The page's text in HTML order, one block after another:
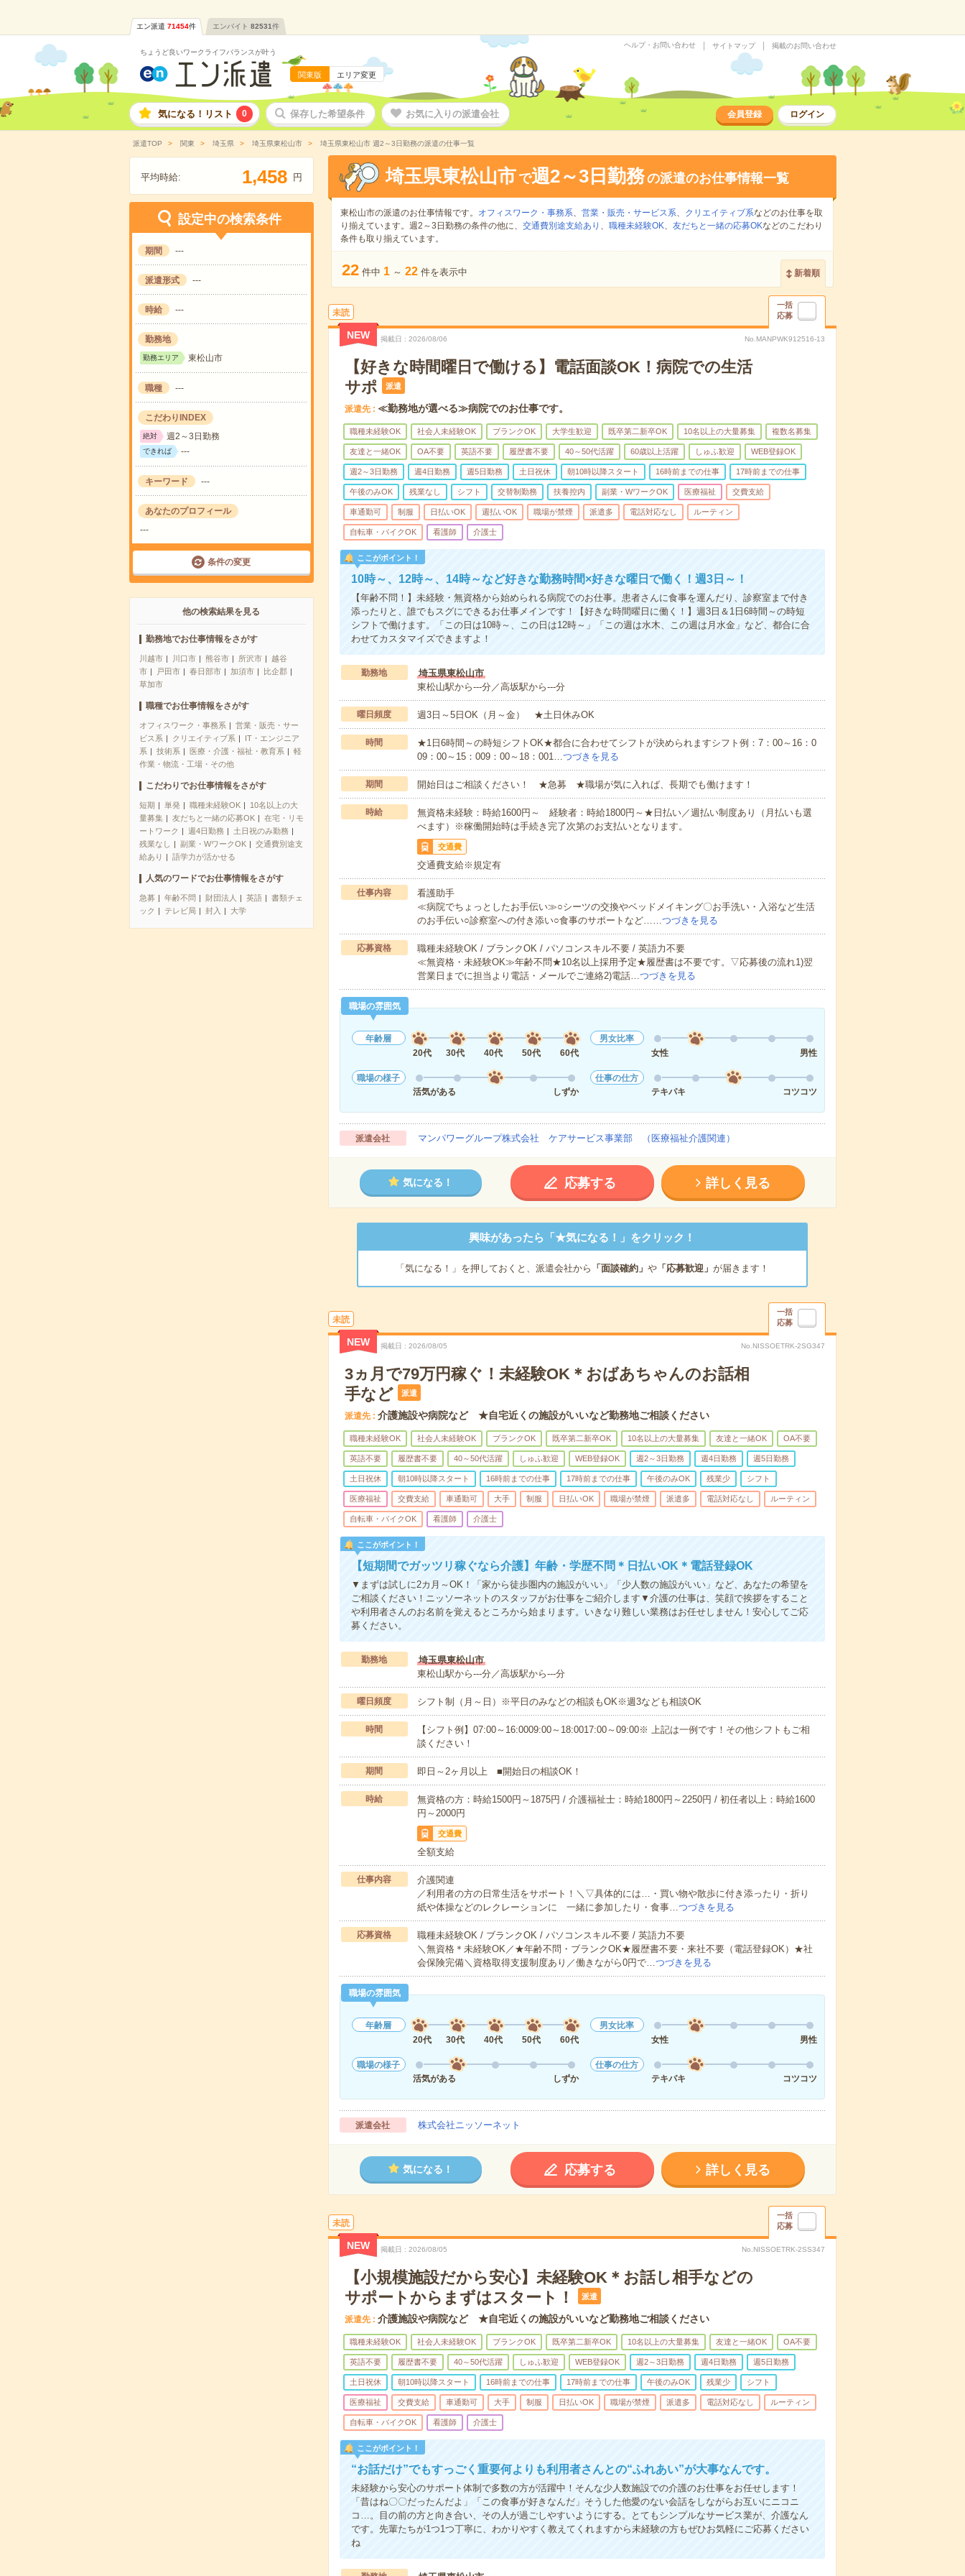
エン派遣 71454件 エンバイト 82531件
ちょうど良いワークライフバランスが叶う
関東版 エリア変更
ヘルプ・お問い合わせ サイトマップ 掲載のお問い合わせ
気になる！リスト 0 保存した希望条件 お気に入りの派遣会社 会員登録 ログイン
派遣TOP 関東 埼玉県 埼玉県東松山市 埼玉県東松山市 週2～3日勤務の派遣の仕事一覧
平均時給: 1,458 円
設定中の検索条件
期間 ---
派遣形式 ---
時給 ---
勤務地
勤務エリア 東松山市
職種 ---
こだわりINDEX
絶対 週2～3日勤務
できれば ---
キーワード ---
あなたのプロフィール
---
条件の変更
他の検索結果を見る
勤務地でお仕事情報をさがす
川越市 川口市 熊谷市 所沢市
越谷
市
戸田市 春日部市 加須市
比企郡
草加市
職種でお仕事情報をさがす
オフィスワーク・事務系
営業・販売・サー
ビス系
クリエイティブ系
IT・エンジニア
系
技術系 医療・介護・福祉・教育系
軽
作業・物流・工場・その他
こだわりでお仕事情報をさがす
短期 単発 職種未経験OK
10名以上の大
量募集
友だちと一緒の応募OK
在宅・リモ
ートワーク
週4日勤務
土日祝のみ勤務
残業なし
副業・WワークOK
交通費別途支
給あり
語学力が活かせる
人気のワードでお仕事情報をさがす
急募 年齢不問 財団法人 英語
書類チェ
ック
テレビ局 封入 大学
埼玉県東松山市 で週2～3日勤務の派遣のお仕事情報一覧
東松山市の派遣のお仕事情報です。 オフィスワーク・事務系、 営業・販売・サービス系、 クリエイティブ系などのお仕事を取
り揃えています。週2～3日勤務の条件の他に、 交通費別途支給あり 、 職種未経験OK、 友だちと一緒の応募OKなどのこだわり
条件も取り揃えています。
22 件中 1 ～ 22 件を表示中 新着順
未読
一括
応募
NEW 掲載日 2026/08/06 No.MANPWK912516-13
【好きな時間曜日で働ける】電話面談OK！病院での生活
サポ
派遣
派遣先 ≪勤務地が選べる≫病院でのお仕事です。
職種未経験OK 社会人未経験OK ブランクOK 大学生歓迎 既卒第二新卒OK 10名以上の大量募集 複数名募集
友達と一緒OK OA不要 英語不要 履歴書不要 40～50代活躍 60歳以上活躍 しゅふ歓迎 WEB登録OK
週2～3日勤務 週4日勤務 週5日勤務 土日祝休 朝10時以降スタート 16時前までの仕事 17時前までの仕事
午後のみOK 残業なし シフト 交替制勤務 扶養控内 副業・WワークOK 医療福祉 交費支給
車通勤可 制服 日払いOK 週払いOK 職場が禁煙 派遣多 電話対応なし ルーティン
自転車・バイクOK 看護師 介護士
ここがポイント！
10時～、12時～、14時～など好きな勤務時間×好きな曜日で働く！週3日～！
【年齢不問！】未経験・無資格から始められる病院でのお仕事。患者さんに食事を運んだり、診察室まで付き
添ったりと、誰でもスグにできるお仕事メインです！【好きな時間曜日に働く！】週3日＆1日6時間～の時短
シフトで働けます。「この日は10時～、この日は12時～」「この週は水木、この週は月水金」など、都合に合
わせてカスタマイズできますよ！
勤務地
埼玉県東松山市
東松山駅から---分／高坂駅から---分
曜日頻度 週3日～5日OK（月～金） ★土日休みOK
時間
★1日6時間～の時短シフトOK★都合に合わせてシフトが決められますシフト例：7：00～16：0
09：00～15：009：00～18：001…つづきを見る
期間 開始日はご相談ください！ ★急募 ★職場が気に入れば、長期でも働けます！
時給
無資格未経験：時給1600円～ 経験者：時給1800円～★日払い／週払い制度あり（月払いも選
べます）※稼働開始時は手続き完了次第のお支払いとなります。
交通費
交通費支給※規定有
仕事内容
看護助手
≪病院でちょっとしたお手伝い≫○シーツの交換やベッドメイキング〇お手洗い・入浴など生活
のお手伝い○診察室への付き添い○食事のサポートなど……つづきを見る
応募資格
職種未経験OK / ブランクOK / パソコンスキル不要 / 英語力不要
≪無資格・未経験OK≫年齢不問★10名以上採用予定★履歴書は不要です。▽応募後の流れ1)翌
営業日までに担当より電話・メールでご連絡2)電話…つづきを見る
職場の雰囲気
年齢層
20代
30代 40代 50代 60代
男女比率
女性
男性
職場の様子
活気がある
しずか
仕事の仕方
テキパキ
コツコツ
派遣会社 マンパワーグループ株式会社 ケアサービス事業部 （医療福祉介護関連）
気になる！ 応募する 詳しく見る
興味があったら「★気になる！」をクリック！
「気になる！」を押しておくと、派遣会社から 「面談確約」 や「応募歓迎」 が届きます！
未読
一括
応募
NEW 掲載日 2026/08/05 No.NISSOETRK-2SG347
3ヵ月で79万円稼ぐ！未経験OK＊おばあちゃんのお話相
手など
派遣
派遣先 介護施設や病院など ★自宅近くの施設がいいなど勤務地ご相談ください
職種未経験OK 社会人未経験OK ブランクOK 既卒第二新卒OK 10名以上の大量募集 友達と一緒OK OA不要
英語不要 履歴書不要 40～50代活躍 しゅふ歓迎 WEB登録OK 週2～3日勤務 週4日勤務 週5日勤務
土日祝休 朝10時以降スタート 16時前までの仕事 17時前までの仕事 午後のみOK 残業少 シフト
医療福祉 交費支給 車通勤可 大手 制服 日払いOK 職場が禁煙 派遣多 電話対応なし ルーティン
自転車・バイクOK 看護師 介護士
ここがポイント！
【短期間でガッツリ稼ぐなら介護】年齢・学歴不問＊日払いOK＊電話登録OK
▼まずは試しに2カ月～OK！「家から徒歩圏内の施設がいい」「少人数の施設がいい」など、あなたの希望を
ご相談ください！ニッソーネットのスタッフがお仕事をご紹介します▼介護の仕事は、笑顔で挨拶をすること
や利用者さんのお名前を覚えるところから始まります。いきなり難しい業務はお任せしません！安心してご応
募ください。
勤務地
埼玉県東松山市
東松山駅から---分／高坂駅から---分
曜日頻度 シフト制（月～日）※平日のみなどの相談もOK※週3なども相談OK
時間
【シフト例】07:00～16:0009:00～18:0017:00～09:00※ 上記は一例です！その他シフトもご相
談ください！
期間 即日～2ヶ月以上 ■開始日の相談OK！
時給
無資格の方：時給1500円～1875円 / 介護福祉士：時給1800円～2250円 / 初任者以上：時給1600
円～2000円
交通費
全額支給
仕事内容
介護関連
／利用者の方の日常生活をサポート！＼▽具体的には…・買い物や散歩に付き添ったり・折り
紙や体操などのレクレーションに 一緒に参加したり・食事…つづきを見る
応募資格
職種未経験OK / ブランクOK / パソコンスキル不要 / 英語力不要
＼無資格＊未経験OK／★年齢不問・ブランクOK★履歴書不要・来社不要（電話登録OK）★社
会保険完備＼資格取得支援制度あり／働きながら0円で…つづきを見る
職場の雰囲気
年齢層
20代
30代 40代 50代 60代
男女比率
女性
男性
職場の様子
活気がある
しずか
仕事の仕方
テキパキ
コツコツ
派遣会社 株式会社ニッソーネット
気になる！ 応募する 詳しく見る
未読
一括
応募
NEW 掲載日 2026/08/05 No.NISSOETRK-2SS347
【小規模施設だから安心】未経験OK＊お話し相手などの
サポートからまずはスタート！
派遣
派遣先 介護施設や病院など ★自宅近くの施設がいいなど勤務地ご相談ください
職種未経験OK 社会人未経験OK ブランクOK 既卒第二新卒OK 10名以上の大量募集 友達と一緒OK OA不要
英語不要 履歴書不要 40～50代活躍 しゅふ歓迎 WEB登録OK 週2～3日勤務 週4日勤務 週5日勤務
土日祝休 朝10時以降スタート 16時前までの仕事 17時前までの仕事 午後のみOK 残業少 シフト
医療福祉 交費支給 車通勤可 大手 制服 日払いOK 職場が禁煙 派遣多 電話対応なし ルーティン
自転車・バイクOK 看護師 介護士
ここがポイント！
“お話だけ”でもすっごく重要何よりも利用者さんとの“ふれあい”が大事なんです。
未経験から安心のサポート体制で多数の方が活躍中！そんな少人数施設での介護のお仕事をお任せします！
「昔はね〇〇だったんだよ」「この食事が好きなんだ」そうした他愛のない会話をしながらお互いにニコニ
コ…。目の前の方と向き合い、その人が過ごしやすいようにする。とてもシンプルなサービス業が、介護なん
です。先輩たちが1つ1つ丁寧に、わかりやすく教えてくれますから未経験の方もぜひお気軽にご応募ください
ね